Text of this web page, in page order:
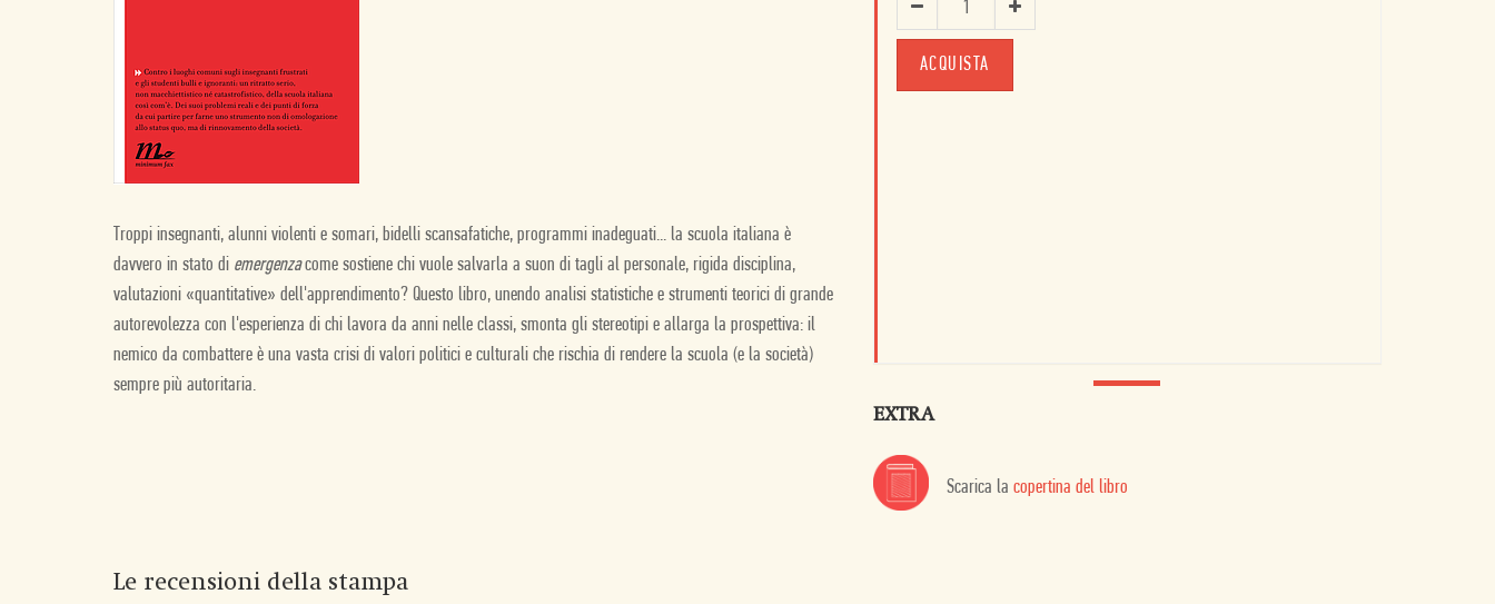
Troppi insegnanti, alunni violenti e somari, bidelli scansafatiche, programmi inadeguati... la scuola italiana è
davvero in stato di emergenzacome sostiene chi vuole salvarla a suon di tagli al personale, rigida disciplina,
valutazioni «quantitative» dell'apprendimento? Questo libro, unendo analisi statistiche e strumenti teorici di grande
autorevolezza con l'esperienza di chi lavora da anni nelle classi, smonta gli stereotipi e allarga la prospettiva: il
nemico da combattere è una vasta crisi di valori politici e culturali che rischia di rendere la scuola (e la società)
sempre più autoritaria.
ACQUISTA
EXTRA
Scarica la copertina del libro
Le recensioni della stampa